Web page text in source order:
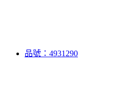
品號：4931290